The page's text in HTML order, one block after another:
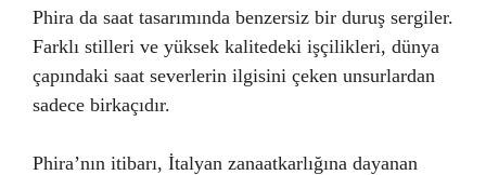
Phira da saat tasarımında benzersiz bir duruş sergiler.
Farklı stilleri ve yüksek kalitedeki işçilikleri, dünya
çapındaki saat severlerin ilgisini çeken unsurlardan
sadece birkaçıdır.
Phira’nın itibarı, İtalyan zanaatkarlığına dayanan